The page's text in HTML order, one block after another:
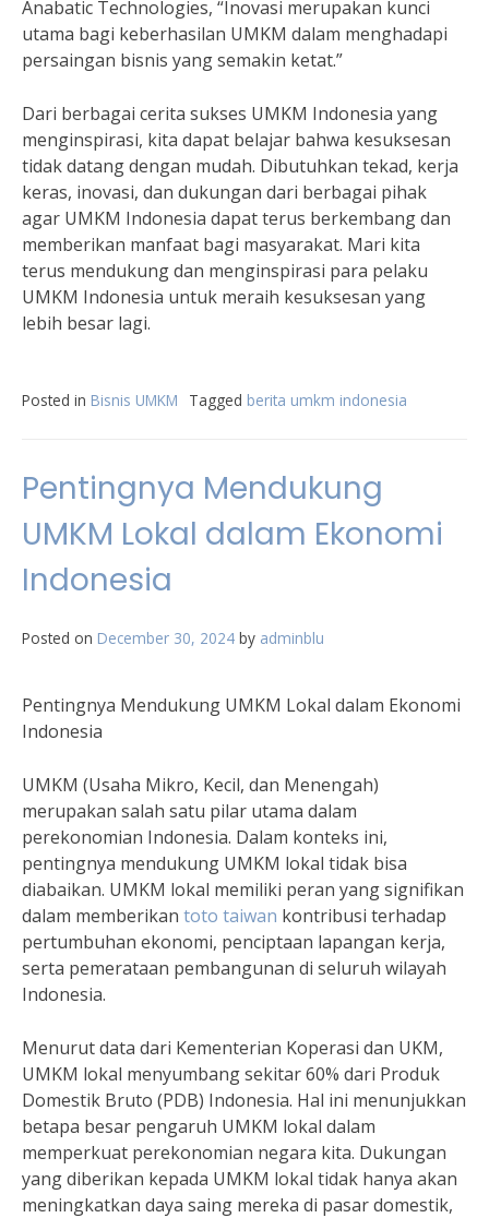
Anabatic Technologies, “Inovasi merupakan kunci
utama bagi keberhasilan UMKM dalam menghadapi
persaingan bisnis yang semakin ketat.”
Dari berbagai cerita sukses UMKM Indonesia yang
menginspirasi, kita dapat belajar bahwa kesuksesan
tidak datang dengan mudah. Dibutuhkan tekad, kerja
keras, inovasi, dan dukungan dari berbagai pihak
agar UMKM Indonesia dapat terus berkembang dan
memberikan manfaat bagi masyarakat. Mari kita
terus mendukung dan menginspirasi para pelaku
UMKM Indonesia untuk meraih kesuksesan yang
lebih besar lagi.
Posted in Bisnis UMKM Tagged berita umkm indonesia
Pentingnya Mendukung
UMKM Lokal dalam Ekonomi
Indonesia
Posted on December 30, 2024 by adminblu
Pentingnya Mendukung UMKM Lokal dalam Ekonomi
Indonesia
UMKM (Usaha Mikro, Kecil, dan Menengah)
merupakan salah satu pilar utama dalam
perekonomian Indonesia. Dalam konteks ini,
pentingnya mendukung UMKM lokal tidak bisa
diabaikan. UMKM lokal memiliki peran yang signifikan
dalam memberikan toto taiwan kontribusi terhadap
pertumbuhan ekonomi, penciptaan lapangan kerja,
serta pemerataan pembangunan di seluruh wilayah
Indonesia.
Menurut data dari Kementerian Koperasi dan UKM,
UMKM lokal menyumbang sekitar 60% dari Produk
Domestik Bruto (PDB) Indonesia. Hal ini menunjukkan
betapa besar pengaruh UMKM lokal dalam
memperkuat perekonomian negara kita. Dukungan
yang diberikan kepada UMKM lokal tidak hanya akan
meningkatkan daya saing mereka di pasar domestik,